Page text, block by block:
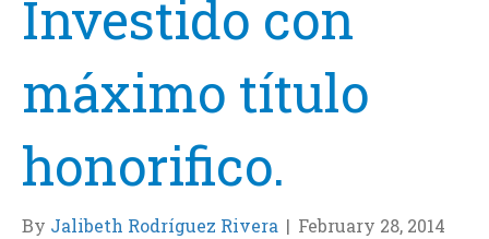
Investido con
máximo título
honorifico.
By Jalibeth Rodríguez Rivera | February 28, 2014